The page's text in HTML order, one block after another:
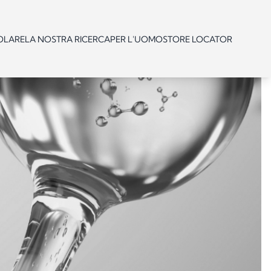
LA NOSTRA RICERCAPER L'UOMOSTORE LOCATOR